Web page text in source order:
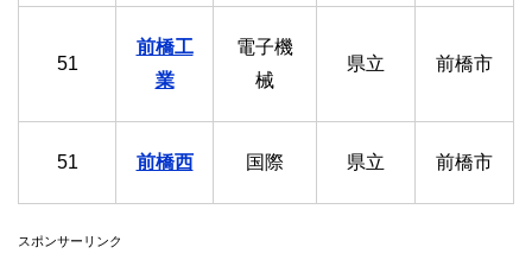
51
前橋工
業
電子機
械
県立 前橋市
51 前橋西 国際 県立 前橋市
スポンサーリンク